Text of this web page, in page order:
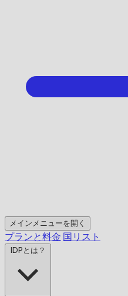
メインメニューを開く
プランと料金 国リスト
IDPとは？